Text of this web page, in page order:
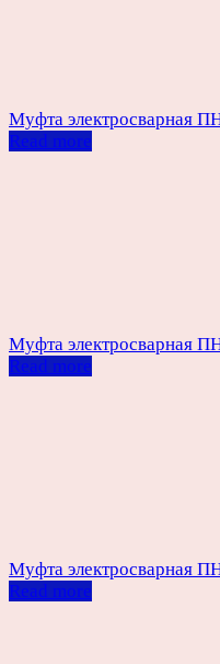
Муфта электросварная
Read more
Муфта электросварная
Read more
Муфта электросварная
Read more